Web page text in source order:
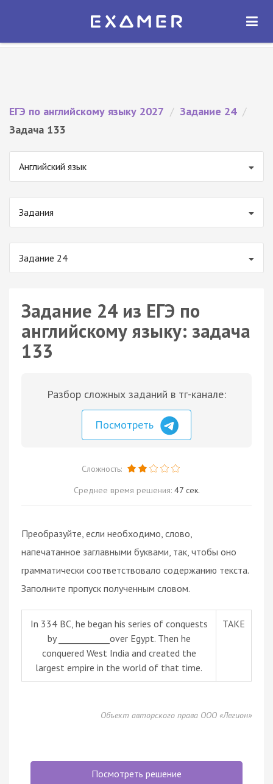
Экзамер — ЕГЭ 2027
ОТКРЫТЬ
ЕГЭ по английскому языку 2027 / Задание 24 /
Задача 133
Английский язык
Задания
Задание 24
Задание 24 из ЕГЭ по
английскому языку: задача
133
Разбор сложных заданий в тг-канале:
Посмотреть
Сложность:
Среднее время решения: 47 сек.
Преобразуйте, если необходимо, слово,
напечатанное заглавными буквами, так, чтобы оно
грамматически соответствовало содержанию текста.
Заполните пропуск полученным словом.
In 334 BC, he began his series of conquests
by ____________over Egypt. Then he
conquered West India and created the
largest empire in the world of that time.
TAKE
Объект авторского права ООО «Легион»
Посмотреть решение